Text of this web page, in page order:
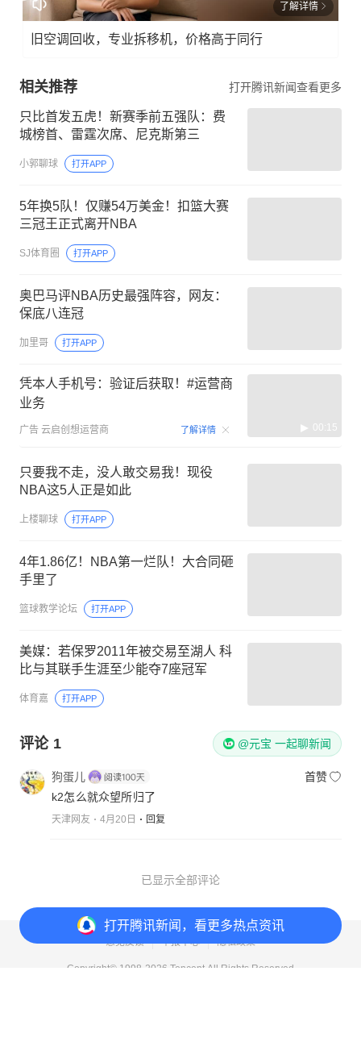
打开腾讯新闻，看更多热点资讯
了解详情
旧空调回收，专业拆移机，价格高于同行
相关推荐 打开腾讯新闻查看更多
只比首发五虎！新赛季前五强队：费
城榜首、雷霆次席、尼克斯第三
小郭聊球 打开APP
5年换5队！仅赚54万美金！扣篮大赛
三冠王正式离开NBA
SJ体育圈 打开APP
奥巴马评NBA历史最强阵容，网友：
保底八连冠
加里哥 打开APP
凭本人手机号：验证后获取！#运营商
业务
广告 云启创想运营商 了解详情 00:15
只要我不走，没人敢交易我！现役
NBA这5人正是如此
上楼聊球 打开APP
4年1.86亿！NBA第一烂队！大合同砸
手里了
篮球教学论坛 打开APP
美媒：若保罗2011年被交易至湖人 科
比与其联手生涯至少能夺7座冠军
体育嘉 打开APP
评论 1 @元宝 一起聊新闻
狗蛋儿
首赞
k2怎么就众望所归了
天津网友 4月20日 回复
已显示全部评论
意见反馈 举报中心 隐私政策
Copyright© 1998- 2026 Tencent.All Rights Reserved